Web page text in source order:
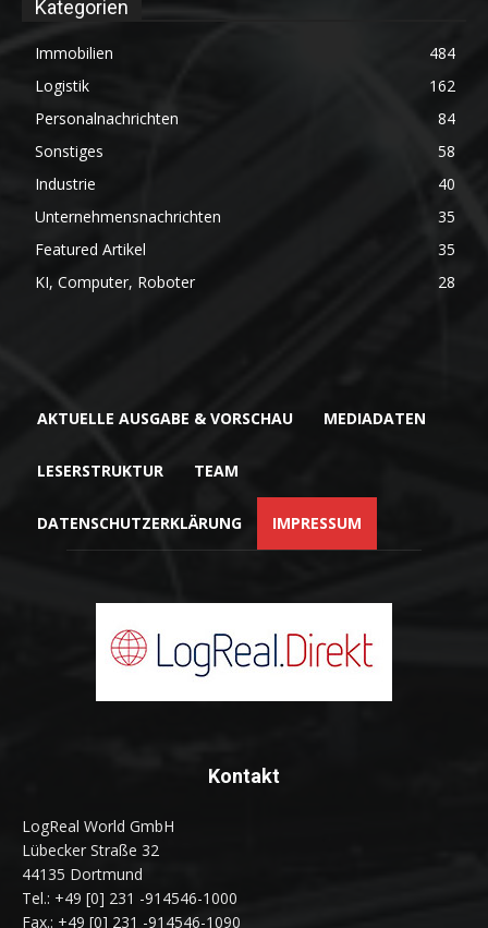
Kategorien
Immobilien
484
Logistik
162
Personalnachrichten
84
Sonstiges
58
Industrie
40
Unternehmensnachrichten
35
Featured Artikel
35
KI, Computer, Roboter
28
AKTUELLE AUSGABE & VORSCHAU MEDIADATEN
LESERSTRUKTUR TEAM
DATENSCHUTZERKLÄRUNG IMPRESSUM
Kontakt
LogReal World GmbH
Lübecker Straße 32
44135 Dortmund
Tel.: +49 [0] 231 -914546-1000
Fax.: +49 [0] 231 -914546-1090